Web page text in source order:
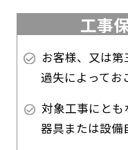
工事
お客様、又は
過失によってお
対象工事にとも
器具または設備